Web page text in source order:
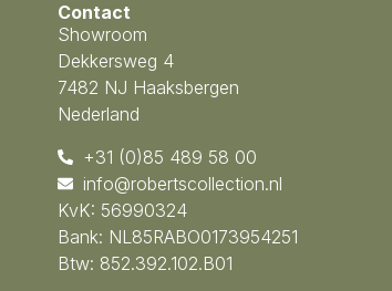
Contact
Showroom
Dekkersweg 4
7482 NJ Haaksbergen
Nederland
+31 (0)85 489 58 00
info@robertscollection.nl
KvK: 56990324
Bank: NL85RABO0173954251
Btw: 852.392.102.B01